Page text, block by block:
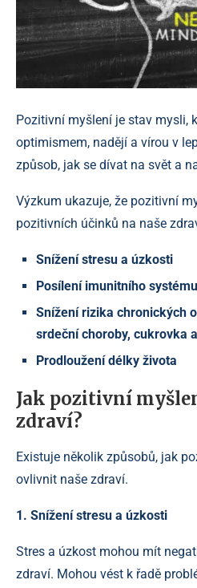
Pozitivní myšlení je stav mysli,
optimismem, nadějí a vírou v
způsob, jak se dívat na svět a
Výzkum ukazuje, že pozitivní
pozitivních účinků na naše
Snížení stresu a úzkosti
Posílení imunitního systému
Snížení rizika chronických
srdeční choroby, cukrovka
Prodloužení délky života
Jak pozitivní
zdraví?
Existuje několik způsobů, jak
ovlivnit naše zdraví.
1. Snížení stresu a úzkosti
Stres a úzkost mohou mít
zdraví. Mohou vést k řadě